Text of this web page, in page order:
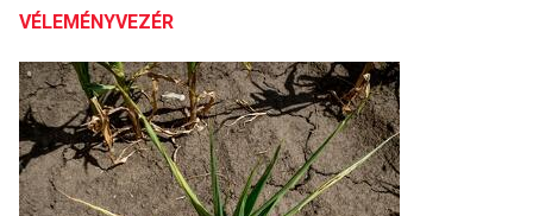
VÉLEMÉNYVEZÉR